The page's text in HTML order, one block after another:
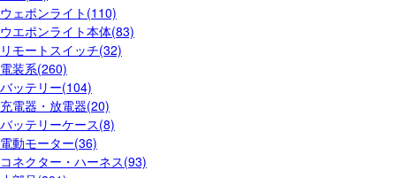
ウェポンライト(110)
ウエポンライト本体(83)
リモートスイッチ(32)
電装系(260)
バッテリー(104)
充電器・放電器(20)
バッテリーケース(8)
電動モーター(36)
コネクター・ハーネス(93)